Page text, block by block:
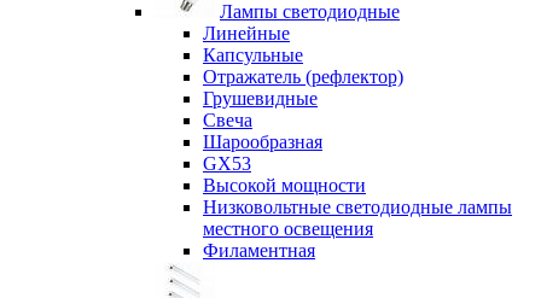
Лампы светодиодные
Линейные
Капсульные
Отражатель (рефлектор)
Грушевидные
Свеча
Шарообразная
GX53
Высокой мощности
Низковольтные светодиодные лампы
местного освещения
Филаментная